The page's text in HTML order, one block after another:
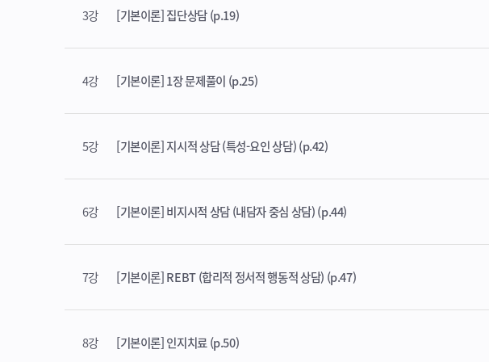
3강 [기본이론] 집단상담 (p.19)
4강 [기본이론] 1장 문제풀이 (p.25)
5강 [기본이론] 지시적 상담 (특성-요인 상담) (p.42)
6강 [기본이론] 비지시적 상담 (내담자 중심 상담) (p.44)
7강 [기본이론] REBT (합리적 정서적 행동적 상담) (p.47)
8강 [기본이론] 인지치료 (p.50)